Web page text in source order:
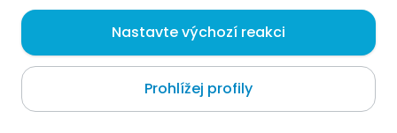
Christadam , 59
Phra Pradaeng
O mně
Nastavte výchozí reakci
Prohlížej profily